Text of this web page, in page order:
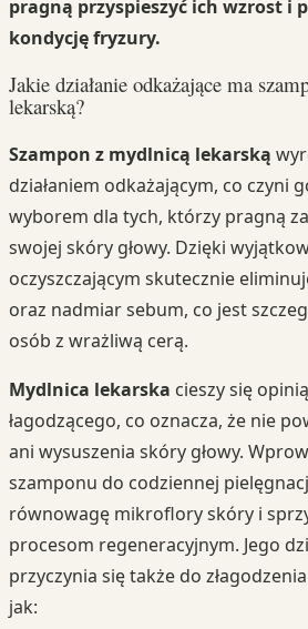
pragną przyspieszyć ich wzrost i
kondycję fryzury.
Jakie działanie odkażające ma
lekarską?
Szampon z mydlnicą lekarską
działaniem odkażającym, co czyni
wyborem dla tych, którzy pragną
swojej skóry głowy. Dzięki
oczyszczającym skutecznie
oraz nadmiar sebum, co jest
osób z wrażliwą cerą.
Mydlnica lekarska cieszy się
łagodzącego, co oznacza, że nie
ani wysuszenia skóry głowy.
szamponu do codziennej
równowagę mikroflory skóry i
procesom regeneracyjnym. Jego
przyczynia się także do
jak: